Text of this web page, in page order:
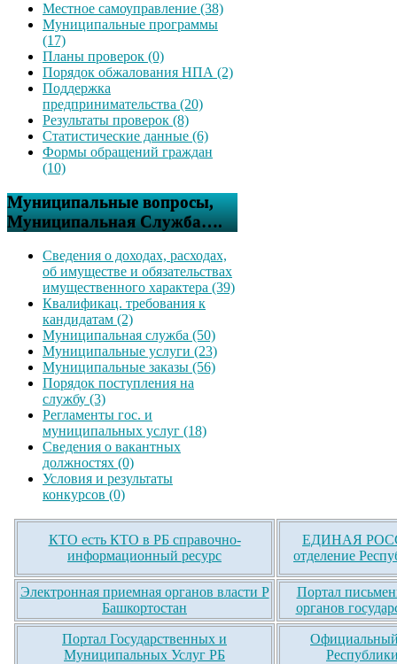
Местное самоуправление (38)
Муниципальные программы
(17)
Планы проверок (0)
Порядок обжалования НПА (2)
Поддержка
предпринимательства (20)
Результаты проверок (8)
Статистические данные (6)
Формы обращений граждан
(10)
Муниципальные вопросы,
Муниципальная Служба….
Сведения о доходах, расходах,
об имуществе и обязательствах
имущественного характера (39)
Квалификац. требования к
кандидатам (2)
Муниципальная служба (50)
Муниципальные услуги (23)
Муниципальные заказы (56)
Порядок поступления на
службу (3)
Регламенты гос. и
муниципальных услуг (18)
Сведения о вакантных
должностях (0)
Условия и результаты
конкурсов (0)
КТО есть КТО в РБ справочно-
информационный ресурс
ЕДИНАЯ
отделение
Электронная приемная органов власти Р
Башкортостан
Портал
органов
Портал Государственных и
Муниципальных Услуг РБ
Официальный